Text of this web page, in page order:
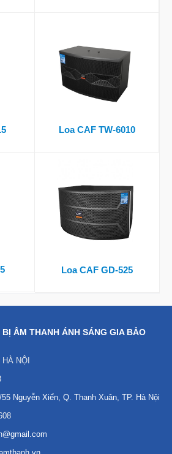
Loa CAF TW-6010
Loa CAF GD-525
ÂM THANH ÁNH SÁNG GIA BẢO
NỘI
55 Nguyễn Xiển, Q. Thanh Xuân, TP. Hà Nội